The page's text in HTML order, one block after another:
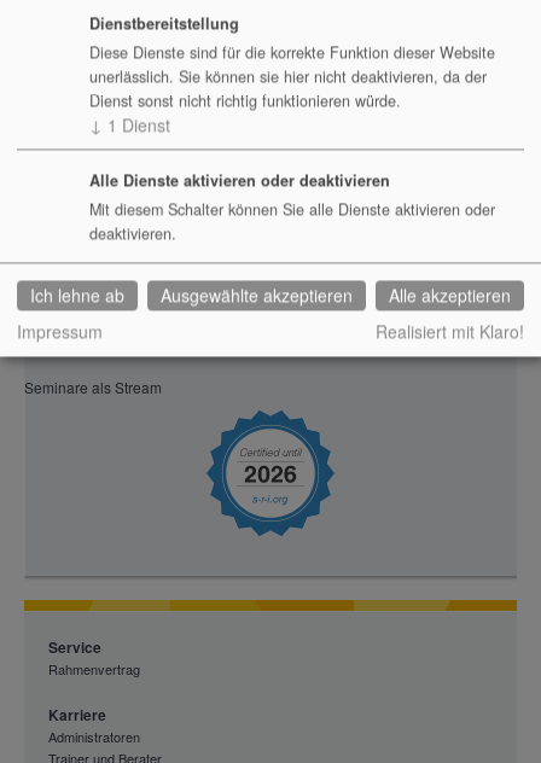
Größere Karte anzeigen
Rostock
Stuttgart
Ulm
Wuppertal
Würzburg
Seminare als Stream
Service
Rahmenvertrag
Karriere
Administratoren
Trainer und Berater
Dienstbereitstellung
Diese Dienste sind für die korrekte Funktion dieser Website
unerlässlich. Sie können sie hier nicht deaktivieren, da der
Dienst sonst nicht richtig funktionieren würde.
↓ 1 Dienst
Alle Dienste aktivieren oder deaktivieren
Mit diesem Schalter können Sie alle Dienste aktivieren oder
deaktivieren.
Ich lehne ab Ausgewählte akzeptieren
Alle akzeptieren
Impressum
Realisiert mit Klaro!